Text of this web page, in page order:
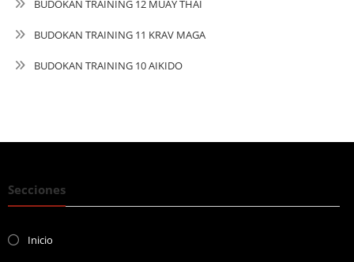
BUDOKAN TRAINING 12 MUAY THAI
BUDOKAN TRAINING 11 KRAV MAGA
BUDOKAN TRAINING 10 AIKIDO
Secciones
Inicio